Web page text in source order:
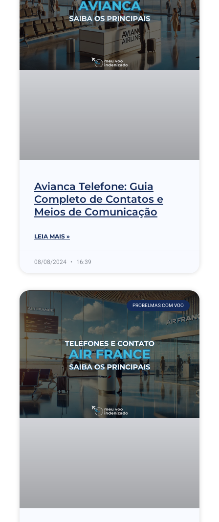
Avianca Telefone: Guia
Completo de Contatos e
Meios de Comunicação
LEIA MAIS »
08/08/2024 16:39
PROBELMAS COM VOO